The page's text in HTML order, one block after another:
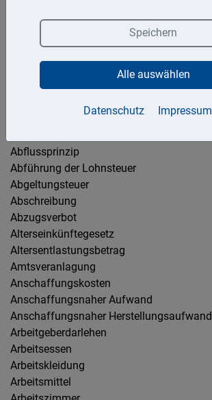
183-Tage-Regelung
Abflussprinzip
Abführung der Lohnsteuer
Abgeltungsteuer
Abschreibung
Abzugsverbot
Alterseinkünftegesetz
Altersentlastungsbetrag
Amtsveranlagung
Anschaffungskosten
Anschaffungsnaher Aufwand
Anschaffungsnaher Herstellungsaufwand
Arbeitgeberdarlehen
Arbeitsessen
Arbeitskleidung
Arbeitsmittel
Datenschutz Impressum
Speichern
Alle auswählen